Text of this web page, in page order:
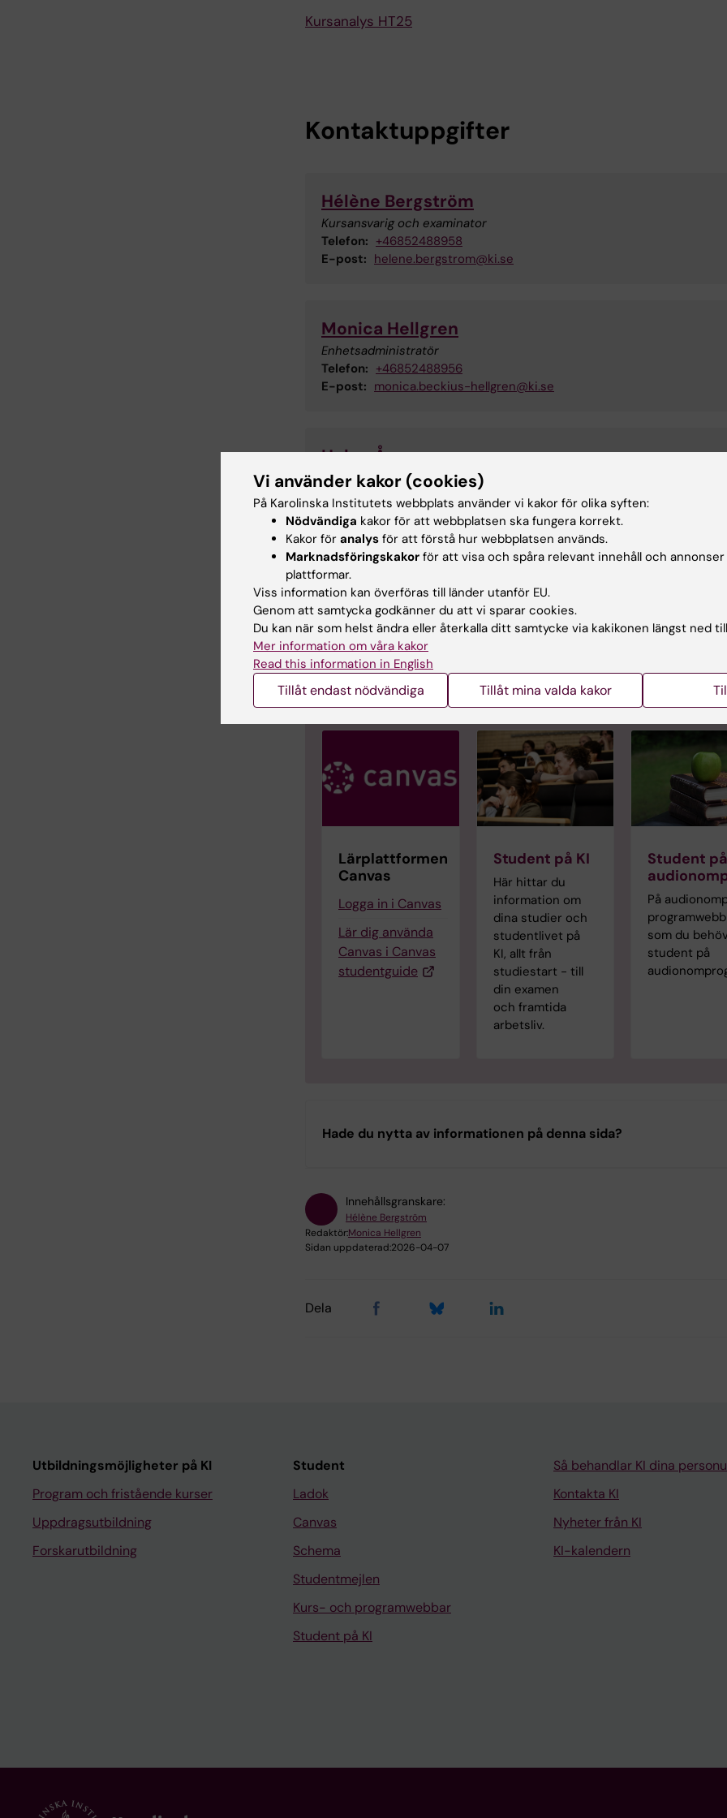
Kursanalys HT25
Kontaktuppgifter
Hélène Bergström
Kursansvarig och examinator
Telefon: +46852488958
E-post: helene.bergstrom@ki.se
Monica Hellgren
Enhetsadministratör
Telefon: +46852488956
E-post: monica.beckius-hellgren@ki.se
Helen Ågren
Studievägledare
Telefon:
+46852483920
E-post:
helen.agren@ki.se
Kursutvärdering och kursanalys
1AU070 kursvärdering HT25 (PDF, 691.66 KB)
1AU070 Schema HT25
Lärplattformen
Canvas
Logga in i Canvas
Lär dig använda
Canvas i Canvas
studentguide
Student på KI
Här hittar du
information om
dina studier och
studentlivet på
KI, allt från
studiestart - till
din examen
och framtida
arbetsliv.
Student på
På
som du
student på
Hade du nytta av informationen på denna sida?
Innehållsgranskare:
Hélène Bergström
Redaktör:Monica Hellgren
Sidan uppdaterad:2026-04-07
Dela
Utbildningsmöjligheter på KI
Program och fristående kurser
Uppdragsutbildning
Forskarutbildning
Student
Ladok
Canvas
Schema
Studentmejlen
Kurs- och programwebbar
Student på KI
Så behandlar KI dina
Kontakta KI
Nyheter från KI
KI-kalendern
Vi använder kakor (cookies)
På Karolinska Institutets webbplats använder vi kakor för olika syften:
Nödvändiga kakor för att webbplatsen ska fungera korrekt.
Kakor för analys för att förstå hur webbplatsen används.
Marknadsföringskakor för att visa och spåra relevant innehåll och
plattformar.
Viss information kan överföras till länder utanför EU.
Genom att samtycka godkänner du att vi sparar cookies.
Du kan när som helst ändra eller återkalla ditt samtycke via kakikonen längst ned
Mer information om våra kakor
Read this information in English
Tillåt endast nödvändiga Tillåt mina valda kakor